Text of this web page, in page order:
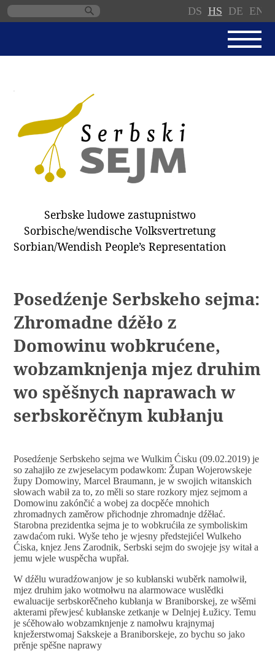
DS HS DE EN
SERBSKI SEJM
JEDNANSKI PORJAD
PROTOKOLE / WOBZAMKNJENJA
DARY
ZAPÓSŁANCY
WUBĚRKI
Serbske ludowe zastupnistwo
Sorbische/wendische Volksvertretung
Sorbian/Wendish People’s Representation
Posedźenje Serbskeho sejma:
Zhromadne dźěło z
Domowinu wobkrućene,
wobzamknjenja mjez druhim
wo spěšnych naprawach w
serbskorěčnym kubłanju
Posedźenje Serbskeho sejma we Wulkim Ćisku (09.02.2019) je
so zahajiło ze zwjeselacym podawkom: Župan Wojerowskeje
župy Domowiny, Marcel Braumann, je w swojich witanskich
słowach wabił za to, zo měli so stare rozkory mjez sejmom a
Domowinu zakónčić a wobej za docpěće mnohich
zhromadnych zaměrow přichodnje zhromadnje dźěłać.
Starobna prezidentka sejma je to wobkrućiła ze symboliskim
zawdaćom ruki. Wyše teho je wjesny předstejićel Wulkeho
Ćiska, knjez Jens Zarodnik, Serbski sejm do swojeje jsy witał a
jemu wjele wuspěcha wupřał.
W dźělu wuradźowanjow je so kubłanski wuběrk namołwił,
mjez druhim jako wotmołwu na alarmowace wuslědki
ewaluacije serbskorěčneho kubłanja w Braniborskej, ze wšěmi
akterami přewjesć kubłanske zetkanje w Delnjej Łužicy. Temu
je sćěhowało wobzamknjenje z namołwu krajnymaj
knježerstwomaj Sakskeje a Braniborskeje, zo bychu so jako
prěnje spěšne naprawy